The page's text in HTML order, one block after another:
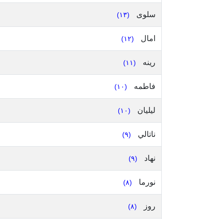
سلوى (١٣)
امال (١٢)
رينه (١١)
فاطمه (١٠)
ليليان (١٠)
ناتالي (٩)
نهاد (٩)
نورما (٨)
روز (٨)